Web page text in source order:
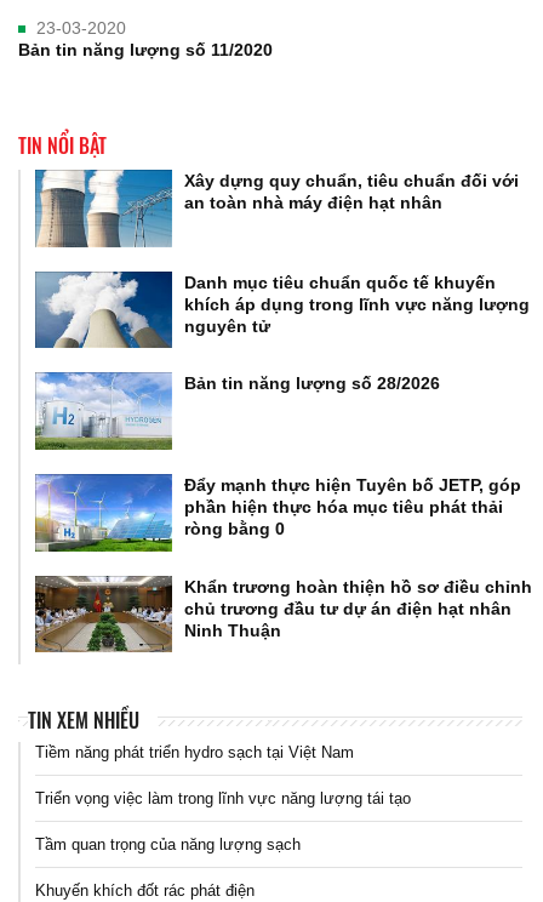
23-03-2020
Bản tin năng lượng số 11/2020
TIN NỔI BẬT
Xây dựng quy chuẩn, tiêu chuẩn đối với
an toàn nhà máy điện hạt nhân
Danh mục tiêu chuẩn quốc tế khuyến
khích áp dụng trong lĩnh vực năng lượng
nguyên tử
Bản tin năng lượng số 28/2026
Đẩy mạnh thực hiện Tuyên bố JETP, góp
phần hiện thực hóa mục tiêu phát thải
ròng bằng 0
Khẩn trương hoàn thiện hồ sơ điều chỉnh
chủ trương đầu tư dự án điện hạt nhân
Ninh Thuận
TIN XEM NHIỀU
Tiềm năng phát triển hydro sạch tại Việt Nam
Triển vọng việc làm trong lĩnh vực năng lượng tái tạo
Tầm quan trọng của năng lượng sạch
Khuyến khích đốt rác phát điện